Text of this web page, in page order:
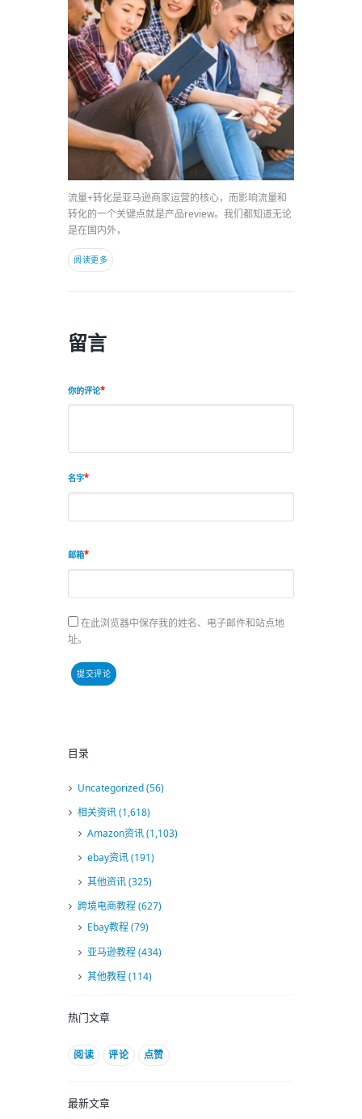
流量+转化是亚马逊商家运营的核心，而影响流量和
转化的一个关键点就是产品review。我们都知道无论
是在国内外，
阅读更多
留言
你的评论
名字
邮箱
在此浏览器中保存我的姓名、电子邮件和站点地
址。
目录
Uncategorized(56)
相关资讯(1,618)
Amazon资讯(1,103)
ebay资讯(191)
其他资讯(325)
跨境电商教程(627)
Ebay教程(79)
亚马逊教程(434)
其他教程(114)
热门文章
阅读 评论 点赞
最新文章